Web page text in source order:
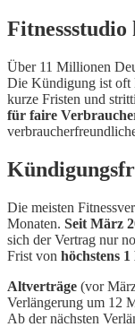
Fitnessstudio
Über 11 Millionen
Die Kündigung ist oft
kurze Fristen und
für faire
Die meisten
Monaten. Seit März
sich der Vertrag nur
Frist von höchstens
Altverträge (vor
Verlängerung um 12
Ab der nächsten